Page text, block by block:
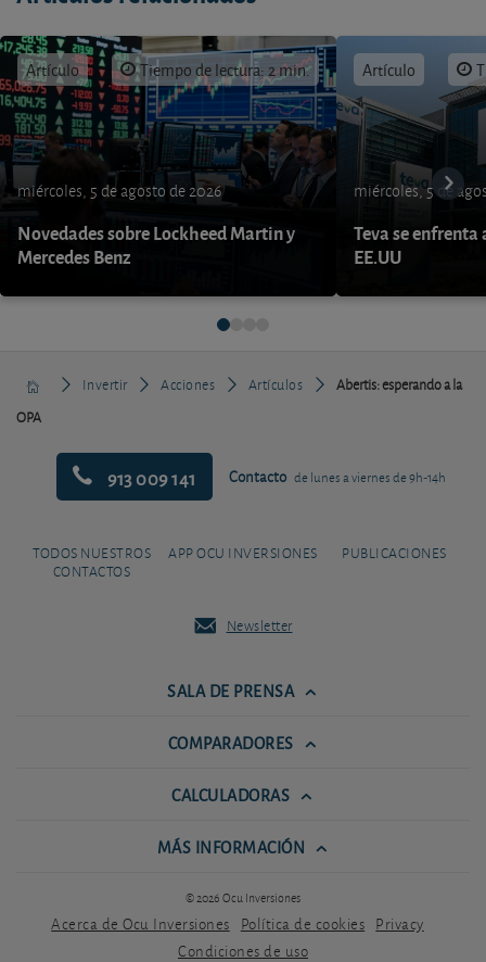
Artículo Tiempo de lectura: 2 min.
miércoles, 5 de agosto de 2026
Novedades sobre Lockheed Martin y
Mercedes Benz
Artículo
miércoles, 5 de
Teva se enfrenta
EE.UU
Invertir Acciones Artículos
Abertis: esperando a la
OPA
913 009 141 Contacto de lunes a viernes de 9h-14h
TODOS NUESTROS
CONTACTOS
APP OCU INVERSIONES PUBLICACIONES
Newsletter
SALA DE PRENSA
COMPARADORES
CALCULADORAS
MÁS INFORMACIÓN
© 2026 Ocu Inversiones
Acerca de Ocu Inversiones Política de cookies Privacy
Condiciones de uso